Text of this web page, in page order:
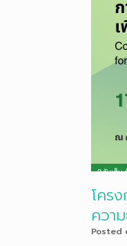
โคร
ควา
Posted